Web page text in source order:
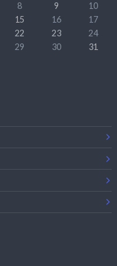
8 9
10
15 16
17
22 23
24
29 30
31